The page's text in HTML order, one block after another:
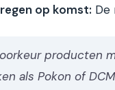
op komst: De
producten
als Pokon of